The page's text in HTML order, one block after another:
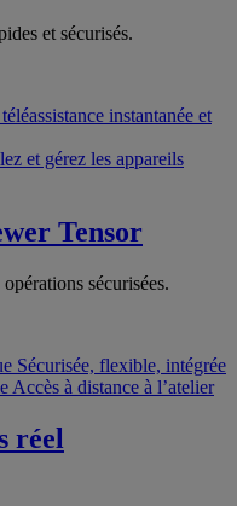
et sécurisés.
instantanée et
et gérez les appareils
Tensor
sécurisées.
Sécurisée, flexible, intégrée
Accès à distance à l’atelier
réel